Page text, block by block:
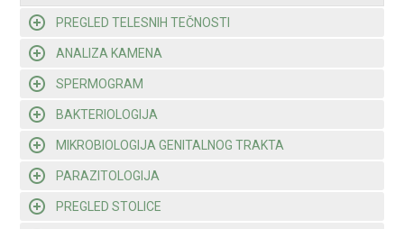
PREGLED TELESNIH TEČNOSTI
ANALIZA KAMENA
SPERMOGRAM
BAKTERIOLOGIJA
MIKROBIOLOGIJA GENITALNOG TRAKTA
PARAZITOLOGIJA
PREGLED STOLICE